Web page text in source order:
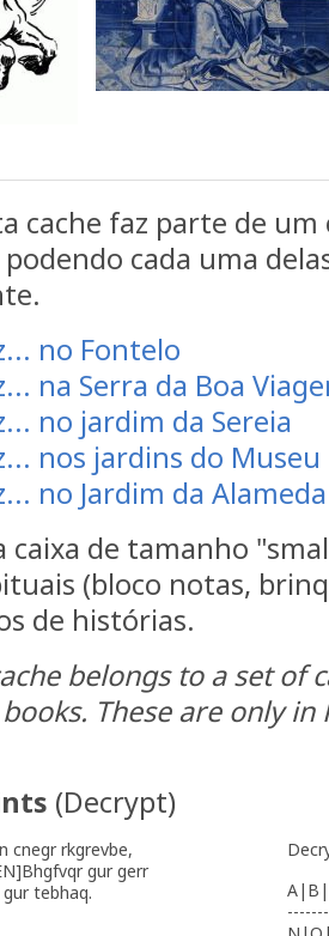
cache faz parte de
cada uma
no Fontelo
na Serra da Boa
no jardim da Sereia
nos jardins do Museu
no Jardim da Alameda
caixa de tamanho
(bloco notas,
de histórias.
belongs to a set of
These are only
(Decrypt)
cnegr rkgrevbe,
gur gerr
tebhaq.